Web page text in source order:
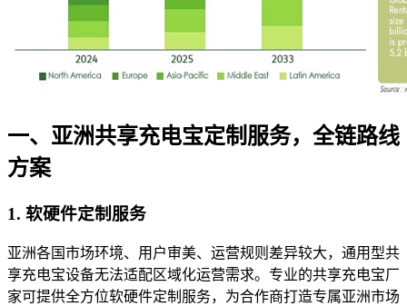
一、亚洲共享充电宝定制服务，全链路线
方案
1. 软硬件定制服务
亚洲各国市场环境、用户审美、运营规则差异较大，通用型共
享充电宝设备无法适配区域化运营需求。专业的共享充电宝厂
家可提供全方位软硬件定制服务，为合作商打造专属亚洲市场